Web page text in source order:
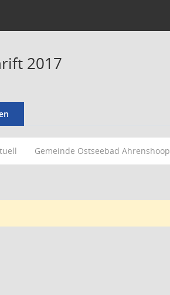
2017
Gemeinde Ostseebad Ahrenshoop